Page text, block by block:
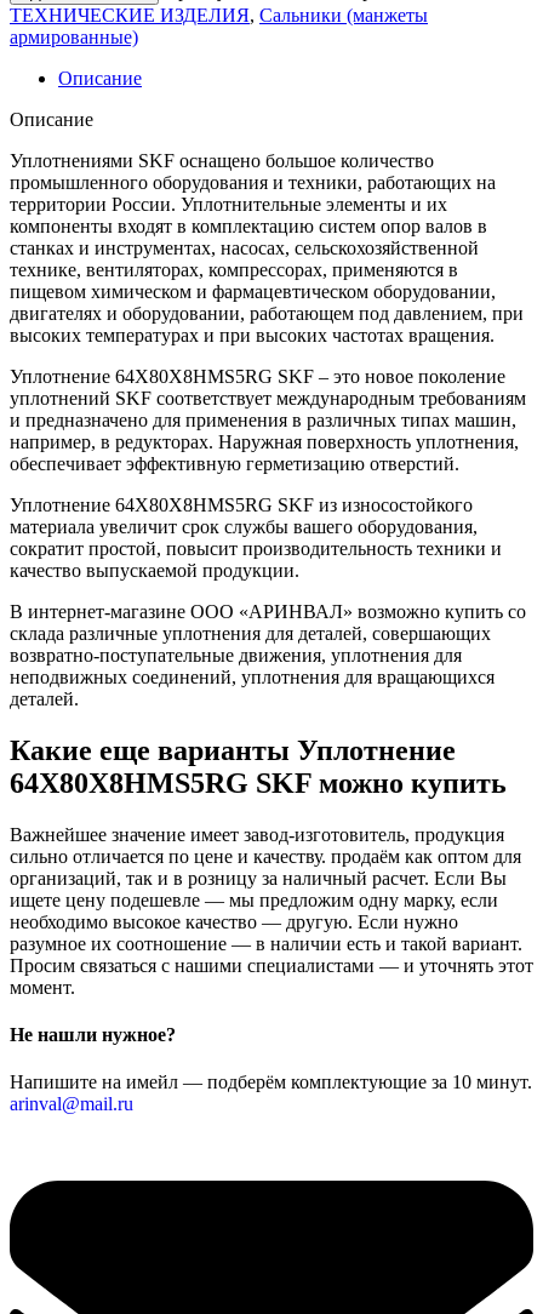
ТЕХНИЧЕСКИЕ ИЗДЕЛИЯ, Сальники (манжеты
армированные)
Описание
Описание
Уплотнениями SKF оснащено большое количество
промышленного оборудования и техники, работающих на
территории России. Уплотнительные элементы и их
компоненты входят в комплектацию систем опор валов в
станках и инструментах, насосах, сельскохозяйственной
технике, вентиляторах, компрессорах, применяются в
пищевом химическом и фармацевтическом оборудовании,
двигателях и оборудовании, работающем под давлением, при
высоких температурах и при высоких частотах вращения.
Уплотнение 64X80X8HMS5RG SKF – это новое поколение
уплотнений SKF соответствует международным требованиям
и предназначено для применения в различных типах машин,
например, в редукторах. Наружная поверхность уплотнения,
обеспечивает эффективную герметизацию отверстий.
Уплотнение 64X80X8HMS5RG SKF из износостойкого
материала увеличит срок службы вашего оборудования,
сократит простой, повысит производительность техники и
качество выпускаемой продукции.
В интернет-магазине ООО «АРИНВАЛ» возможно купить со
склада различные уплотнения для деталей, совершающих
возвратно-поступательные движения, уплотнения для
неподвижных соединений, уплотнения для вращающихся
деталей.
Какие еще варианты Уплотнение
64X80X8HMS5RG SKF можно купить
Важнейшее значение имеет завод-изготовитель, продукция
сильно отличается по цене и качеству. продаём как оптом для
организаций, так и в розницу за наличный расчет. Если Вы
ищете цену подешевле — мы предложим одну марку, если
необходимо высокое качество — другую. Если нужно
разумное их соотношение — в наличии есть и такой вариант.
Просим связаться с нашими специалистами — и уточнять этот
момент.
Не нашли нужное?
Напишите на имейл — подберём комплектующие за 10 минут.
arinval@mail.ru